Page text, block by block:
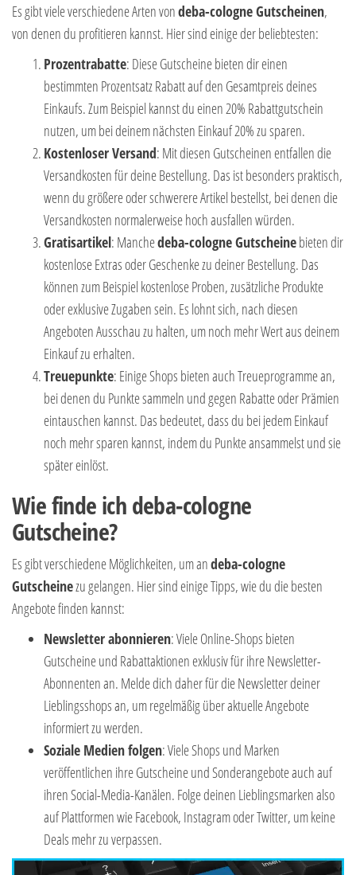
Es gibt viele verschiedene Arten vondeba-cologne Gutscheinen,
von denen du profitieren kannst. Hier sind einige der beliebtesten:
Prozentrabatte: Diese Gutscheine bieten dir einen
bestimmten Prozentsatz Rabatt auf den Gesamtpreis deines
Einkaufs. Zum Beispiel kannst du einen 20% Rabattgutschein
nutzen, um bei deinem nächsten Einkauf 20% zu sparen.
Kostenloser Versand: Mit diesen Gutscheinen entfallen die
Versandkosten für deine Bestellung. Das ist besonders praktisch,
wenn du größere oder schwerere Artikel bestellst, bei denen die
Versandkosten normalerweise hoch ausfallen würden.
Gratisartikel: Manchedeba-cologne Gutscheinebieten dir
kostenlose Extras oder Geschenke zu deiner Bestellung. Das
können zum Beispiel kostenlose Proben, zusätzliche Produkte
oder exklusive Zugaben sein. Es lohnt sich, nach diesen
Angeboten Ausschau zu halten, um noch mehr Wert aus deinem
Einkauf zu erhalten.
Treuepunkte: Einige Shops bieten auch Treueprogramme an,
bei denen du Punkte sammeln und gegen Rabatte oder Prämien
eintauschen kannst. Das bedeutet, dass du bei jedem Einkauf
noch mehr sparen kannst, indem du Punkte ansammelst und sie
später einlöst.
Wie finde ich deba-cologne
Gutscheine?
Es gibt verschiedene Möglichkeiten, um andeba-cologne
Gutscheinezu gelangen. Hier sind einige Tipps, wie du die besten
Angebote finden kannst:
Newsletter abonnieren: Viele Online-Shops bieten
Gutscheine und Rabattaktionen exklusiv für ihre Newsletter-
Abonnenten an. Melde dich daher für die Newsletter deiner
Lieblingsshops an, um regelmäßig über aktuelle Angebote
informiert zu werden.
Soziale Medien folgen: Viele Shops und Marken
veröffentlichen ihre Gutscheine und Sonderangebote auch auf
ihren Social-Media-Kanälen. Folge deinen Lieblingsmarken also
auf Plattformen wie Facebook, Instagram oder Twitter, um keine
Deals mehr zu verpassen.